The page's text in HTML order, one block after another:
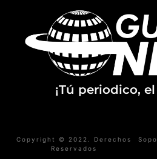
¡Tú periodico,
Copyright © 2022. Derechos
Reservados